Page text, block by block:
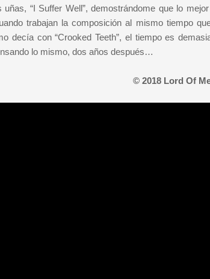
“I Suffer Well”, demostrándome que lo
trabajan la composición al mismo tiempo
decía con “Crooked Teeth”, el tiempo es
lo mismo, dos años después…
© 2018 Lord Of